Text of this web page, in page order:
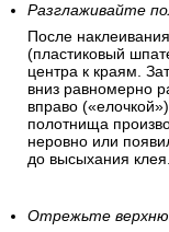
Разглаживайте
После
(пластиковый
центра к краям.
вниз равномерно
вправо
полотнища
неровно или
до высыхания клея.
Отрежьте